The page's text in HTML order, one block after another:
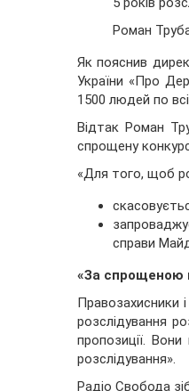
Роман
Як пояснив
України «Про
1500 людей по
Відтак Роман
спрощену
«Для того, щоб
справи
«За спрощеною
Правозахисники
розслідування
пропозиції.
розслідування».
Радіо Свобода